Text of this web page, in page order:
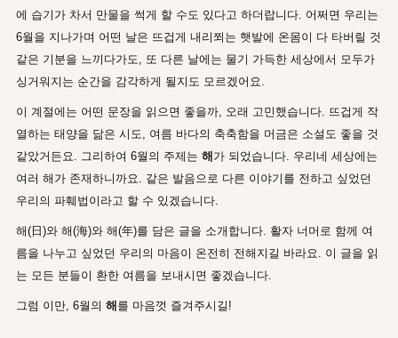
에 습기가 차서 만물을 썩게 할 수도 있다고 하더랍니다. 어쩌면 우리는
6월을 지나가며 어떤 날은 뜨겁게 내리쬐는 햇발에 온몸이 다 타버릴 것
같은 기분을 느끼다가도, 또 다른 날에는 물기 가득한 세상에서 모두가
싱거워지는 순간을 감각하게 될지도 모르겠어요.
이 계절에는 어떤 문장을 읽으면 좋을까, 오래 고민했습니다. 뜨겁게 작
열하는 태양을 닮은 시도, 여름 바다의 축축함을 머금은 소설도 좋을 것
같았거든요. 그리하여 6월의 주제는 해 가 되었습니다. 우리네 세상에는
여러 해가 존재하니까요. 같은 발음으로 다른 이야기를 전하고 싶었던
우리의 파훼법이라고 할 수 있겠습니다.
해(日)와 해(海)와 해(年)를 담은 글을 소개합니다. 활자 너머로 함께 여
름을 나누고 싶었던 우리의 마음이 온전히 전해지길 바라요. 이 글을 읽
는 모든 분들이 환한 여름을 보내시면 좋겠습니다.
그럼 이만, 6월의 해 를 마음껏 즐겨주시길!